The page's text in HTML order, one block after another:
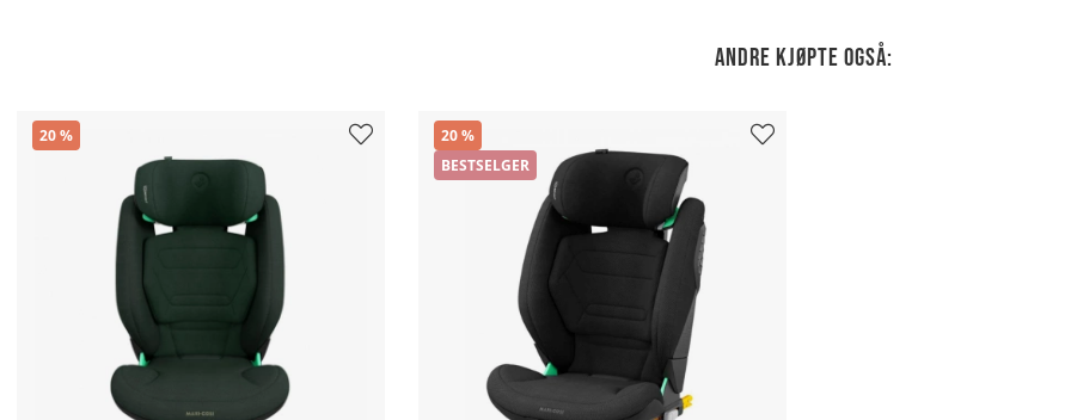
Andre kjøpte også:
20
20
BESTSELGER